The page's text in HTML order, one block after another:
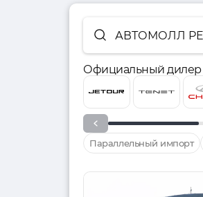
АВТОМОЛЛ
Официальный дилер
Параллельный импорт